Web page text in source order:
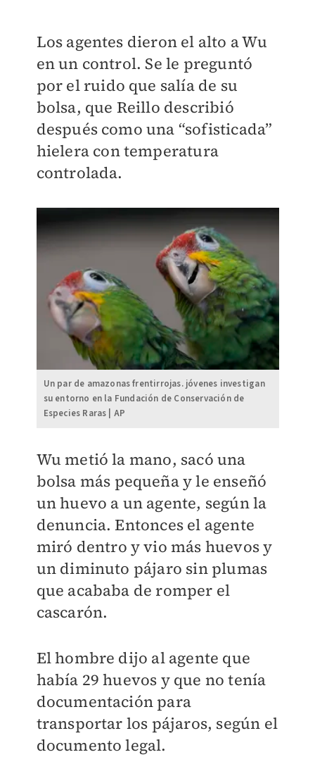
Los agentes dieron el alto a Wu
en un control. Se le preguntó
por el ruido que salía de su
bolsa, que Reillo describió
después como una “sofisticada”
hielera con temperatura
controlada.
Un par de amazonas frentirrojas. jóvenes investigan
su entorno en la Fundación de Conservación de
Especies Raras | AP
Wu metió la mano, sacó una
bolsa más pequeña y le enseñó
un huevo a un agente, según la
denuncia. Entonces el agente
miró dentro y vio más huevos y
un diminuto pájaro sin plumas
que acababa de romper el
cascarón.
El hombre dijo al agente que
había 29 huevos y que no tenía
documentación para
transportar los pájaros, según el
documento legal.